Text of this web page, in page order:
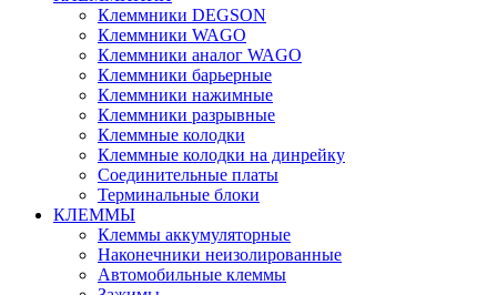
Клеммники DEGSON
Клеммники WAGO
Клеммники аналог WAGO
Клеммники барьерные
Клеммники нажимные
Клеммники разрывные
Клеммные колодки
Клеммные колодки на динрейку
Соединительные платы
Терминальные блоки
КЛЕММЫ
Клеммы аккумуляторные
Наконечники неизолированные
Автомобильные клеммы